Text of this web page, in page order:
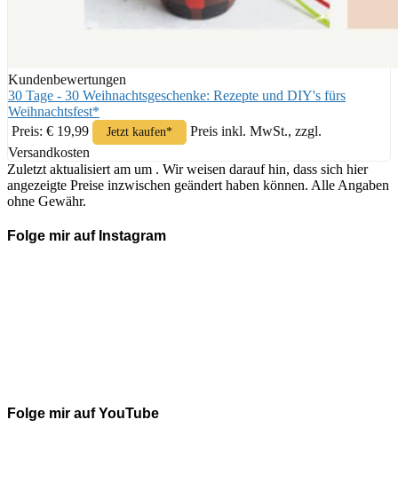
Kundenbewertungen
30 Tage - 30 Weihnachtsgeschenke: Rezepte und DIY's fürs
Weihnachtsfest*
Preis: € 19,99
Jetzt kaufen*
Preis inkl. MwSt., zzgl.
Versandkosten
Zuletzt aktualisiert am um . Wir weisen darauf hin, dass sich hier
angezeigte Preise inzwischen geändert haben können. Alle Angaben
ohne Gewähr.
Folge mir auf Instagram
Folge mir auf YouTube